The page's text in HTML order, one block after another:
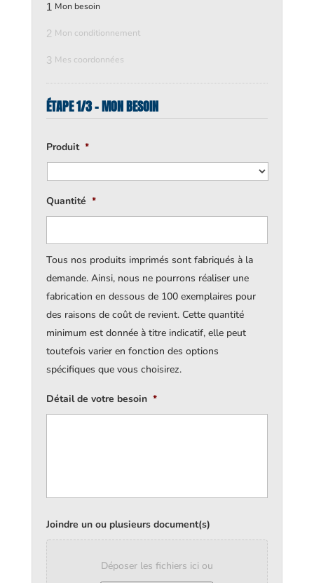
1 Mon besoin
2 Mon conditionnement
3 Mes coordonnées
ÉTAPE 1/3 - MON BESOIN
Produit *
Quantité *
Tous nos produits imprimés sont fabriqués à la
demande. Ainsi, nous ne pourrons réaliser une
fabrication en dessous de 100 exemplaires pour
des raisons de coût de revient. Cette quantité
minimum est donnée à titre indicatif, elle peut
toutefois varier en fonction des options
spécifiques que vous choisirez.
Détail de votre besoin *
Joindre un ou plusieurs document(s)
Déposer les fichiers ici ou